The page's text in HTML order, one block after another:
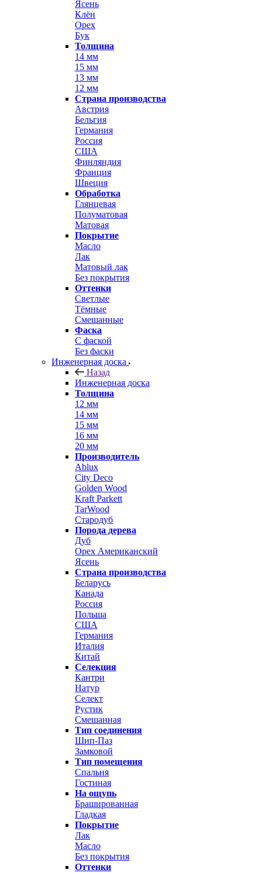
Ясень
Клён
Орех
Бук
Толщина
14 мм
15 мм
13 мм
12 мм
Страна производства
Австрия
Бельгия
Германия
Россия
США
Финляндия
Франция
Швеция
Обработка
Глянцевая
Полуматовая
Матовая
Покрытие
Масло
Лак
Матовый лак
Без покрытия
Оттенки
Светлые
Тёмные
Смешанные
Фаска
С фаской
Без фаски
Инженерная доска
Назад
Инженерная доска
Толщина
12 мм
14 мм
15 мм
16 мм
20 мм
Производитель
Ablux
City Deco
Golden Wood
Kraft Parkett
TarWood
Стародуб
Порода дерева
Дуб
Орех Американский
Ясень
Страна производства
Беларусь
Канада
Россия
Польша
США
Германия
Италия
Китай
Селекция
Кантри
Натур
Селект
Рустик
Смешанная
Тип соединения
Шип-Паз
Замковой
Тип помещения
Спальня
Гостиная
На ощупь
Брашированная
Гладкая
Покрытие
Лак
Масло
Без покрытия
Оттенки